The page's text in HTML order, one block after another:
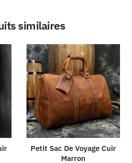
similaires
Petit Sac De Voyage Cuir
Marron